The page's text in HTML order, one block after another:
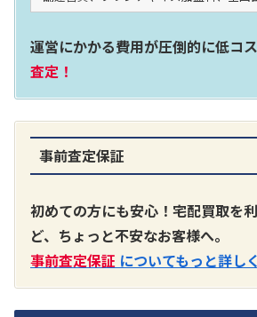
運営にかかる費用が圧倒的に低コ
査定！
事前査定保証
初めての方にも安心！宅配買取を
ど、ちょっと不安なお客様へ。
事前査定保証 についてもっと詳し